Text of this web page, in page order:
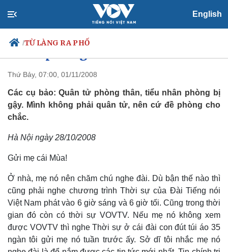
English
/TỪ LÀNG RA PHỐ
Chính trị
Đảng
Tổ chức nhân sự
Nhận diện sự thật
Xã hội
Tin 24h
Thứ Bảy, 07:00, 01/11/2008
Các cụ bảo: Quân tử phòng thân, tiểu nhân phòng bị
gậy. Mình không phải quân tử, nên cứ đề phòng cho
chắc.
Hà Nội ngày 28/10/2008
Gửi mẹ cái Mùa!
Ở nhà, mẹ nó nên chăm chú nghe đài. Dù bận thế nào thì
cũng phải nghe chương trình Thời sự của Đài Tiếng nói
Việt Nam phát vào 6 giờ sáng và 6 giờ tối. Cũng trong thời
gian đó còn có thời sự VOVTV. Nếu mẹ nó không xem
được VOVTV thì nghe Thời sự ở cái đài con đút túi áo 35
ngàn tôi gửi mẹ nó tuần trước ấy. Sở dĩ tôi nhắc mẹ nó